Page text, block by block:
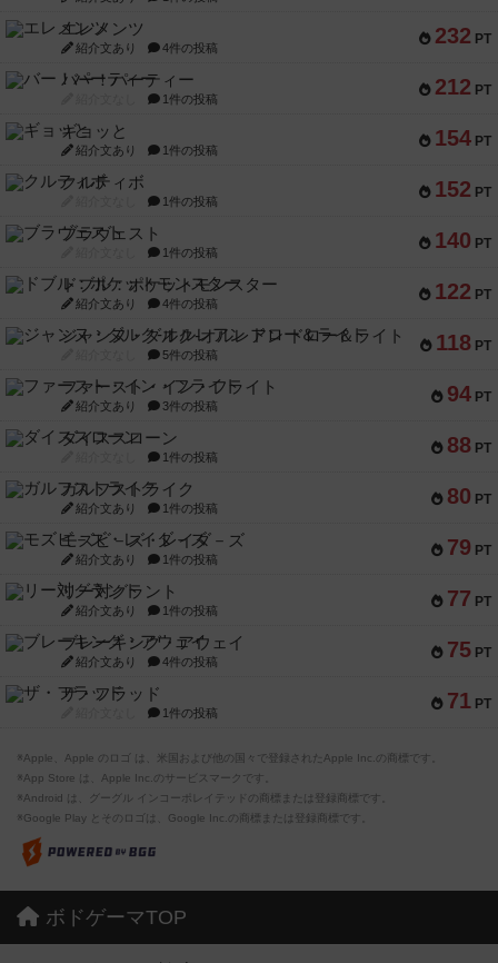
232 PT
エレメンツ
紹介文あり 4件の投稿
212 PT
バー！パーティー
1件の投稿
154 PT
ギョッと
紹介文あり 1件の投稿
152 PT
クルティボ
1件の投稿
140 PT
ブラヴェスト
1件の投稿
122 PT
ドブル：ポケットモンスター
紹介文あり 4件の投稿
118 PT
ジャンヌ・ダルク-オルレアン ドロー＆ライト
5件の投稿
94 PT
ファースト・イン・フライト
紹介文あり 3件の投稿
88 PT
ダイススローン
1件の投稿
80 PT
ガルフストライク
紹介文あり 1件の投稿
79 PT
モズビ－ズ・レイダ－ズ
紹介文あり 1件の投稿
77 PT
リー対グラント
紹介文あり 1件の投稿
75 PT
ブレーキング・アウェイ
紹介文あり 4件の投稿
71 PT
ザ・フラッド
1件の投稿
※Apple、Apple のロゴ は、米国および他の国々で登録されたApple Inc.の商標です。
※App Store は、Apple Inc.のサービスマークです。
※Android は、グーグル インコーポレイテッドの商標または登録商標です。
※Google Play とそのロゴは、Google Inc.の商標または登録商標です。
ボドゲーマTOP